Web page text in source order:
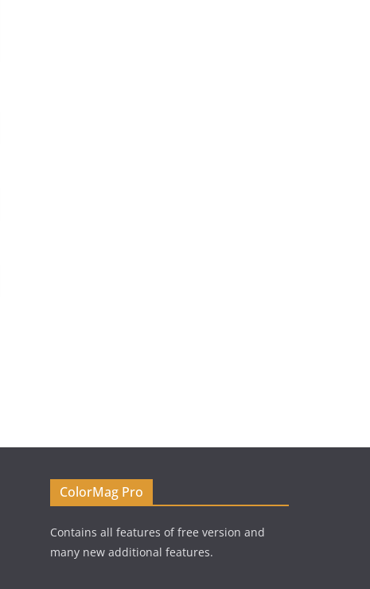
ColorMag Pro
Contains all features of free version and
many new additional features.